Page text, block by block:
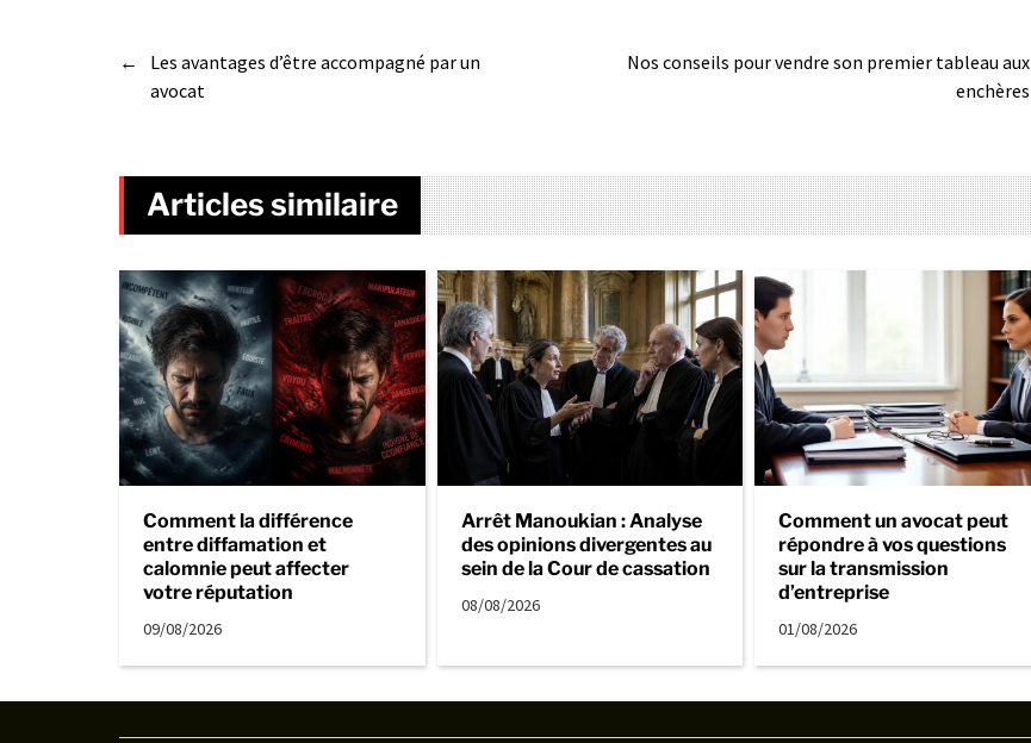
←
Les avantages d’être accompagné par un
avocat
Nos conseils pour vendre son premier tableau aux
enchères
Articles similaire
Comment la différence
entre diffamation et
calomnie peut affecter
votre réputation
09/08/2026
Arrêt Manoukian : Analyse
des opinions divergentes au
sein de la Cour de cassation
08/08/2026
Comment un avocat peut
répondre à vos questions
sur la transmission
d’entreprise
01/08/2026